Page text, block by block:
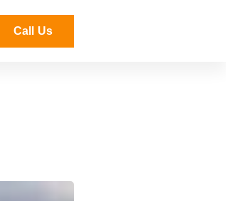
Call Us